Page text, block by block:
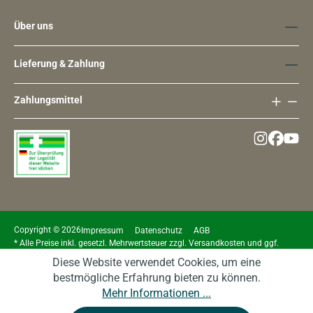
Über uns
Lieferung & Zahlung
Zahlungsmittel
Copyright © 2026 Impressum Datenschutz
AGB
* Alle Preise inkl. gesetzl. Mehrwertsteuer zzgl. Versandkosten und ggf.
Diese Website verwendet Cookies, um eine
bestmögliche Erfahrung bieten zu können.
Mehr Informationen ...